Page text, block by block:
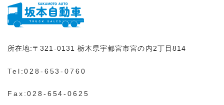
所在地:〒321-0131 栃木県宇都宮市宮の内2丁目814
Tel:028-653-0760
Fax:028-654-0625